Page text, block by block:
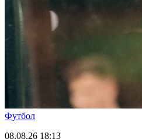
Футбол
08.08.26 18:13